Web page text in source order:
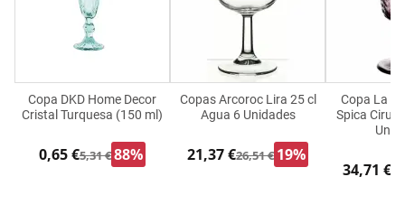
Copa DKD Home Decor
Cristal Turquesa (150 ml)
0,65 €5,31 €88%
Copas Arcoroc Lira 25 cl
Agua 6 Unidades
21,37 €26,51 € 19%
Copa La
Spica
34,71 €